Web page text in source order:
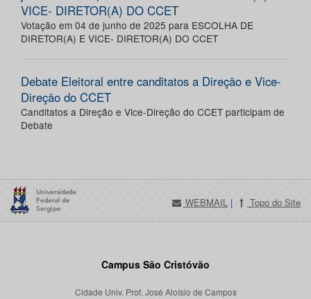
VICE- DIRETOR(A) DO CCET
Votação em 04 de junho de 2025 para ESCOLHA DE
DIRETOR(A) E VICE- DIRETOR(A) DO CCET
Debate Eleitoral entre canditatos a Direção e Vice-
Direção do CCET
Canditatos a Direção e Vice-Direção do CCET participam de
Debate
WEBMAIL | Topo do Site
Campus São Cristóvão
Cidade Univ. Prof. José Aloísio de Campos